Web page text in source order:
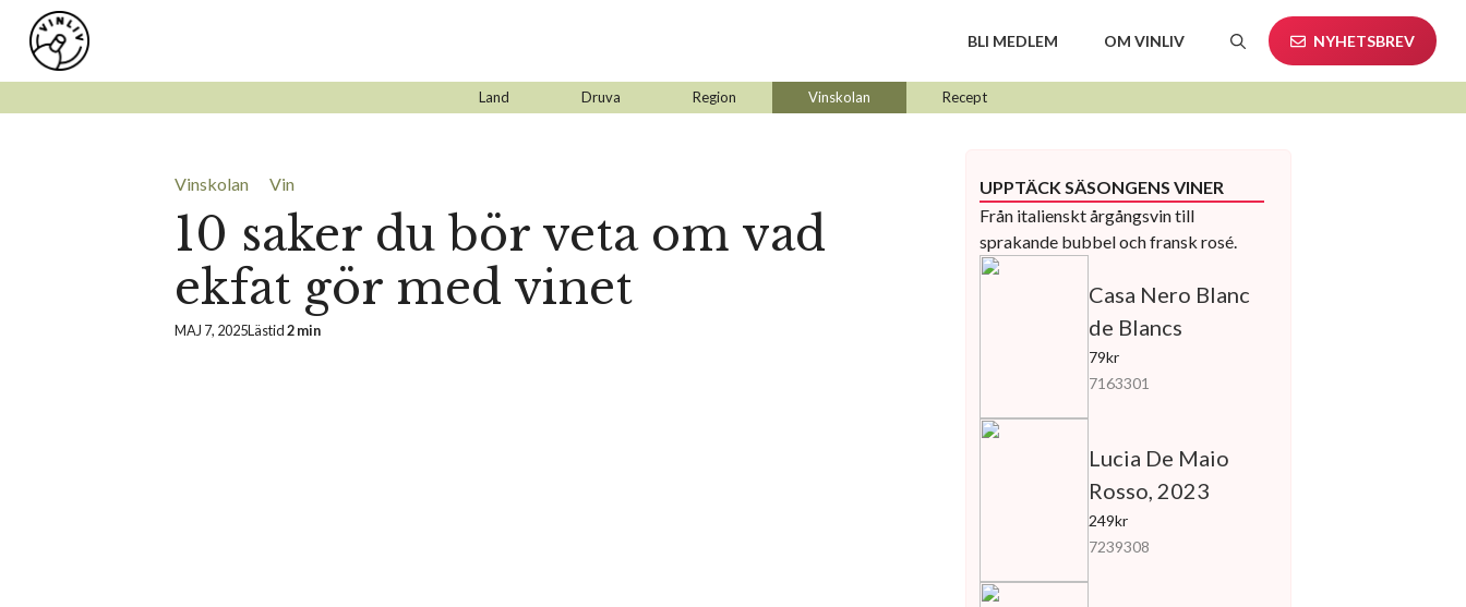
Hoppa
innehåll
BLI MEDLEM OM VINLIV NYHETSBREV
Land Druva Region Vinskolan Recept
Vinskolan Vin
10 saker du bör veta om vad
ekfat gör med vinet
MAJ 7, 2025Lästid2 min
UPPTÄCK SÄSONGENS VINER
Från italienskt årgångsvin till
sprakande bubbel och fransk rosé.
Casa Nero Blanc
de Blancs
79kr
7163301
Lucia De Maio
Rosso, 2023
249kr
7239308